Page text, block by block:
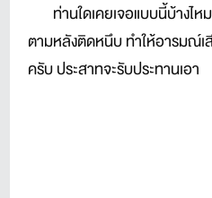
ท่านใดเคยเจอแบบนี้บ้างไห
ตามหลังติดหนึบ ทำให้อารมณ์เ
ครับ ประสาทจะรับประทานเอา